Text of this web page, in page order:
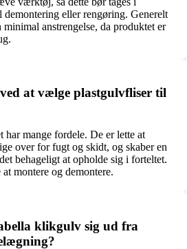
demontering eller rengøring. Generelt
anstrengelse, da produktet er
at vælge plastgulvfliser til
mange fordele. De er lette at
over for fugt og skidt, og skaber en
behageligt at opholde sig i forteltet.
montere og demontere.
klikgulv sig ud fra